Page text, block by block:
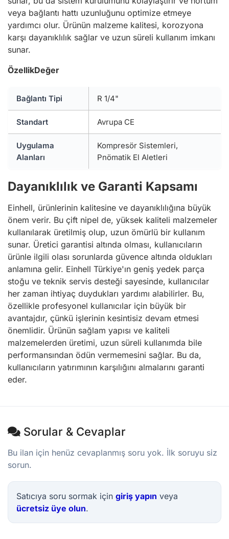
veya bağlantı hattı uzunluğunu optimize etmeye
yardımcı olur. Ürünün malzeme kalitesi, korozyona
karşı dayanıklılık sağlar ve uzun süreli kullanım imkanı
sunar.
ÖzellikDeğer
Bağlantı Tipi R 1/4"
Standart Avrupa CE
Uygulama
Alanları
Kompresör Sistemleri,
Pnömatik El Aletleri
Dayanıklılık ve Garanti Kapsamı
Einhell, ürünlerinin kalitesine ve dayanıklılığına büyük
önem verir. Bu çift nipel de, yüksek kaliteli malzemeler
kullanılarak üretilmiş olup, uzun ömürlü bir kullanım
sunar. Üretici garantisi altında olması, kullanıcıların
ürünle ilgili olası sorunlarda güvence altında oldukları
anlamına gelir. Einhell Türkiye'ın geniş yedek parça
stoğu ve teknik servis desteği sayesinde, kullanıcılar
her zaman ihtiyaç duydukları yardımı alabilirler. Bu,
özellikle profesyonel kullanıcılar için büyük bir
avantajdır, çünkü işlerinin kesintisiz devam etmesi
önemlidir. Ürünün sağlam yapısı ve kaliteli
malzemelerden üretimi, uzun süreli kullanımda bile
performansından ödün vermemesini sağlar. Bu da,
kullanıcıların yatırımının karşılığını almalarını garanti
eder.
Sorular & Cevaplar
Bu ilan için henüz cevaplanmış soru yok. İlk soruyu siz
sorun.
Satıcıya soru sormak için giriş yapın veya
ücretsiz üye olun.